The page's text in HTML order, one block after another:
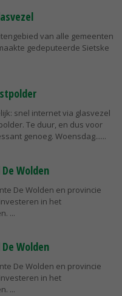
van alle gemeenten
gedeputeerde Sietske
snel internet via glasvezel
Te duur, en dus voor
genoeg. Woensdag...
Wolden
De Wolden en provincie
in het
Wolden
De Wolden en provincie
in het